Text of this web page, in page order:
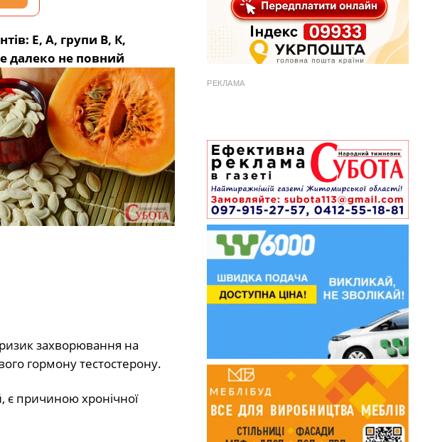
Е, А, групи В, К,
далеко не повний
захворювання на
гормону тестостерону.
є причиною хронічної
РЕКЛАМА